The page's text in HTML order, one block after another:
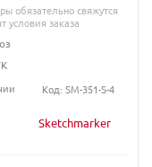
Sketchmarker
обязательно свяжутся
условия заказа
Код: SM-351-S-4